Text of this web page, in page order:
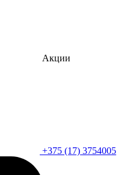
Акции
+375 (17) 3754005